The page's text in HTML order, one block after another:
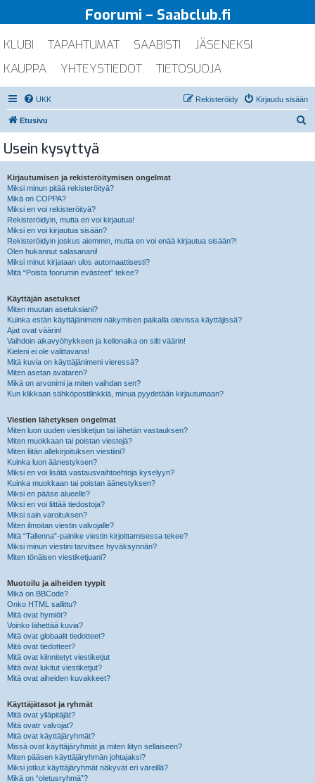
Foorumi – Saabclub.fi
KLUBI TAPAHTUMAT SAABISTI
JÄSENEKSI
KAUPPA
YHTEYSTIEDOT TIETOSUOJA
UKK Kirjaudu sisään
Rekisteröidy
Etusivu
Usein kysyttyä
Kirjautumisen ja rekisteröitymisen ongelmat
Miksi minun pitää rekisteröityä?
Mikä on COPPA?
Miksi en voi rekisteröityä?
Rekisteröidyin, mutta en voi kirjautua!
Miksi en voi kirjautua sisään?
Rekisteröidyin joskus aiemmin, mutta en voi enää kirjautua sisään?!
Olen hukannut salasanani!
Miksi minut kirjataan ulos automaattisesti?
Mitä “Poista foorumin evästeet” tekee?
Käyttäjän asetukset
Miten muutan asetuksiani?
Kuinka estän käyttäjänimeni näkymisen paikalla olevissa käyttäjissä?
Ajat ovat väärin!
Vaihdoin aikavyöhykkeen ja kellonaika on silti väärin!
Kieleni ei ole valittavana!
Mitä kuvia on käyttäjänimeni vieressä?
Miten asetan avataren?
Mikä on arvonimi ja miten vaihdan sen?
Kun klikkaan sähköpostilinkkiä, minua pyydetään kirjautumaan?
Viestien lähetyksen ongelmat
Miten luon uuden viestiketjun tai lähetän vastauksen?
Miten muokkaan tai poistan viestejä?
Miten liitän allekirjoituksen viestiini?
Kuinka luon äänestyksen?
Miksi en voi lisätä vastausvaihtoehtoja kyselyyn?
Kuinka muokkaan tai poistan äänestyksen?
Miksi en pääse alueelle?
Miksi en voi liittää tiedostoja?
Miksi sain varoituksen?
Miten ilmoitan viestin valvojalle?
Mitä “Tallenna”-painike viestin kirjoittamisessa tekee?
Miksi minun viestini tarvitsee hyväksynnän?
Miten tönäisen viestiketjuani?
Muotoilu ja aiheiden tyypit
Mikä on BBCode?
Onko HTML sallittu?
Mitä ovat hymiöt?
Voinko lähettää kuvia?
Mitä ovat globaalit tiedotteet?
Mitä ovat tiedotteet?
Mitä ovat kiinnitetyt viestiketjut
Mitä ovat lukitut viestiketjut?
Mitä ovat aiheiden kuvakkeet?
Käyttäjätasot ja ryhmät
Mitä ovat ylläpitäjät?
Mitä ovatr valvojat?
Mitä ovat käyttäjäryhmät?
Missä ovat käyttäjäryhmät ja miten liityn sellaiseen?
Miten pääsen käyttäjäryhmän johtajaksi?
Miksi jotkut käyttäjäryhmät näkyvät eri väreillä?
Mikä on “oletusryhmä”?